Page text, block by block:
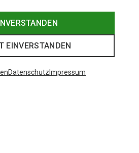
EINVERSTANDEN
Datenschutz Impressum